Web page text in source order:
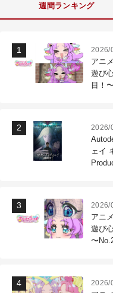
週間ランキング
2026/
アニ
遊び
目！
2026/
ェイ
2026/
アニ
遊び
〜
2026/